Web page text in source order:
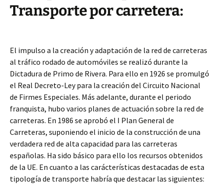
Transporte por carretera:
El impulso a la creación y adaptación de la red de carreteras
al tráfico rodado de automóviles se realizó durante la
Dictadura de Primo de Rivera. Para ello en 1926 se promulgó
el Real Decreto-Ley para la creación del Circuito Nacional
de Firmes Especiales. Más adelante, durante el periodo
franquista, hubo varios planes de actuación sobre la red de
carreteras. En 1986 se aprobó el I Plan General de
Carreteras, suponiendo el inicio de la construcción de una
verdadera red de alta capacidad para las carreteras
españolas. Ha sido básico para ello los recursos obtenidos
de la UE. En cuanto a las carácterísticas destacadas de esta
tipología de transporte habría que destacar las siguientes: